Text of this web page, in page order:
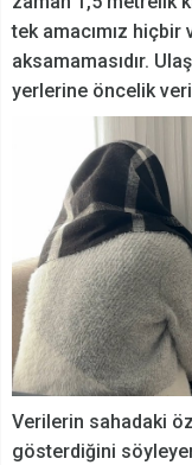
tek amacımız hiçbir
aksamamasıdır.
yerlerine öncelik
Verilerin sahadaki
gösterdiğini